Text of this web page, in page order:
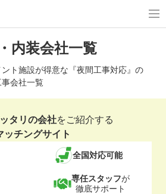
内装会社一覧
ト施設が得意な『夜間工事対応』の
会社一覧
タリの会社をご紹介する
ッチングサイト
全国対応可能
専任スタッフが
徹底サポート